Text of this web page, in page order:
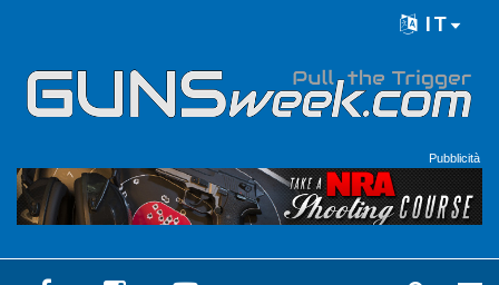
IT
Pubblicità